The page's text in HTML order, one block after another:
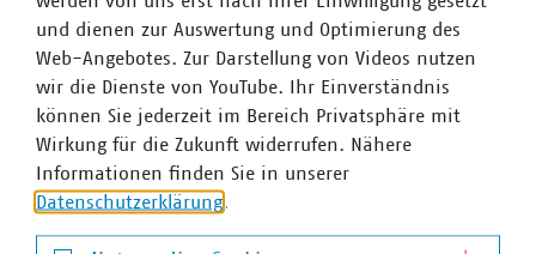
VKU-Bereiche
ENERGIEWIRTSCHAFTWASSER/ABWASSER
Zum
und dienen zur Auswertung und Optimierung des
Web-Angebotes. Zur Darstellung von Videos nutzen
wir die Dienste von YouTube. Ihr Einverständnis
können Sie jederzeit im Bereich Privatsphäre mit
Wirkung für die Zukunft widerrufen. Nähere
Informationen finden Sie in unserer
Datenschutzerklärung.